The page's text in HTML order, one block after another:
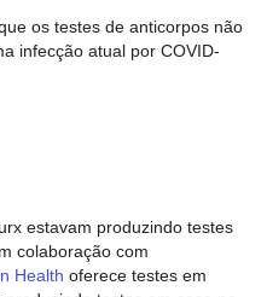
os testes de anticorpos não
infecção atual por COVID-
estavam produzindo testes
colaboração com
Health oferece testes em